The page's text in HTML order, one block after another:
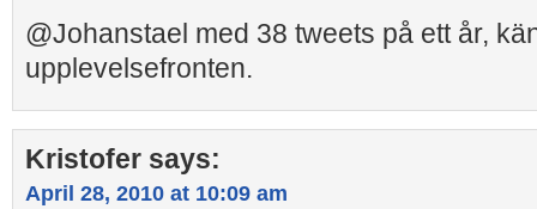
@Johanstael med 38 tweets på ett år,
upplevelsefronten.
Kristofer says:
April 28, 2010 at 10:09 am